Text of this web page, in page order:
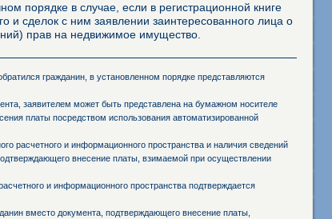
порядке в случае, если в регистрационной книге
и сделок с ним заявлении заинтересованного лица о
прав на недвижимое имущество.
гражданин, в установленном порядке представляются
заявителем может быть представлена на бумажном носителе
платы посредством использования автоматизированной
расчетного и информационного пространства и наличия сведений
внесение платы, взимаемой при осуществлении
и информационного пространства подтверждается
вместо документа, подтверждающего внесение платы,